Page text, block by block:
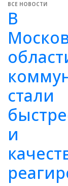
ВСЕ НОВОСТИ
В
стали
и